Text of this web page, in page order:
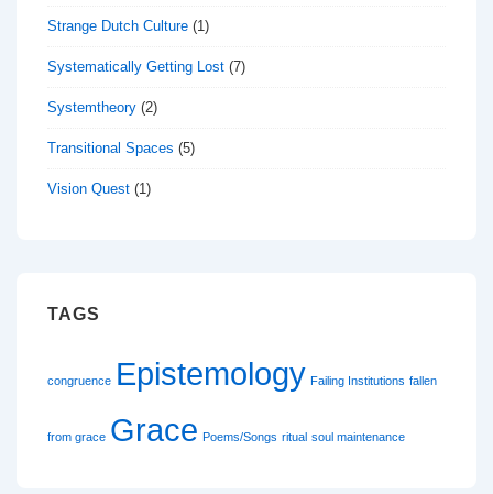
Strange Dutch Culture (1)
Systematically Getting Lost (7)
Systemtheory (2)
Transitional Spaces (5)
Vision Quest (1)
TAGS
congruence Epistemology Failing Institutions fallen
from grace Grace Poems/Songs ritual soul maintenance